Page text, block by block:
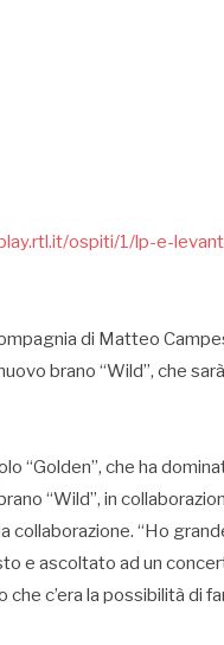
ospiti/1/lp-e-
di Matteo
brano “Wild”, che
“Golden”, che ha
“Wild”, in
“Ho
e ascoltato ad un
c’era la possibilità di